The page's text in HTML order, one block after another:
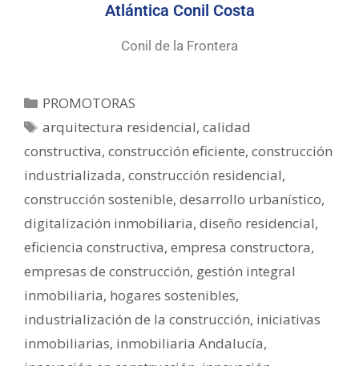
Atlántica Conil Costa
Conil de la Frontera
PROMOTORAS
arquitectura residencial,calidad
constructiva, construcción eficiente, construcción
industrializada, construcción residencial,
construcción sostenible, desarrollo urbanístico,
digitalización inmobiliaria, diseño residencial,
eficiencia constructiva, empresa constructora,
empresas de construcción, gestión integral
inmobiliaria, hogares sostenibles,
industrialización de la construcción, iniciativas
inmobiliarias, inmobiliaria Andalucía,